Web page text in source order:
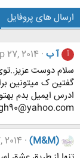
ارسال های پروفایل
آ آ ب 27, 2014
سلام دوست
گفتین ک میتونین
ادرس ایمیل بدم
(M&M)
2014